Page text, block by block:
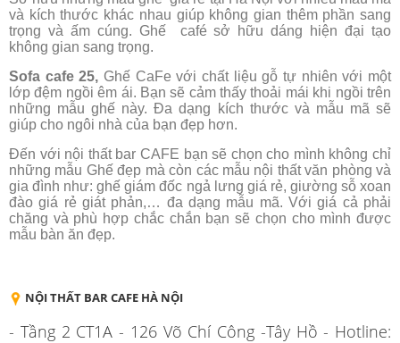
và kích thước khác nhau giúp không gian thêm phần sang
trọng và ấm cúng. Ghế café sở hữu dáng hiện đại tạo
không gian sang trọng.
Sofa cafe 25, Ghế CaFe với chất liệu gỗ tự nhiên với một
lớp đệm ngồi êm ái. Bạn sẽ cảm thấy thoải mái khi ngồi trên
những mẫu ghế này. Đa dạng kích thước và mẫu mã sẽ
giúp cho ngôi nhà của bạn đẹp hơn.
Đến với nội thất bar CAFE bạn sẽ chọn cho mình không chỉ
những mẫu Ghế đẹp mà còn các mẫu nội thất văn phòng và
gia đình như: ghế giám đốc ngả lưng giá rẻ, giường sỗ xoan
đào giá rẻ giát phản,… đa dạng mẫu mã. Với giá cả phải
chăng và phù hợp chắc chắn bạn sẽ chọn cho mình được
mẫu bàn ăn đẹp.
NỘI THẤT BAR CAFE HÀ NỘI
- Tầng 2 CT1A - 126 Võ Chí Công -Tây Hồ - Hotline: